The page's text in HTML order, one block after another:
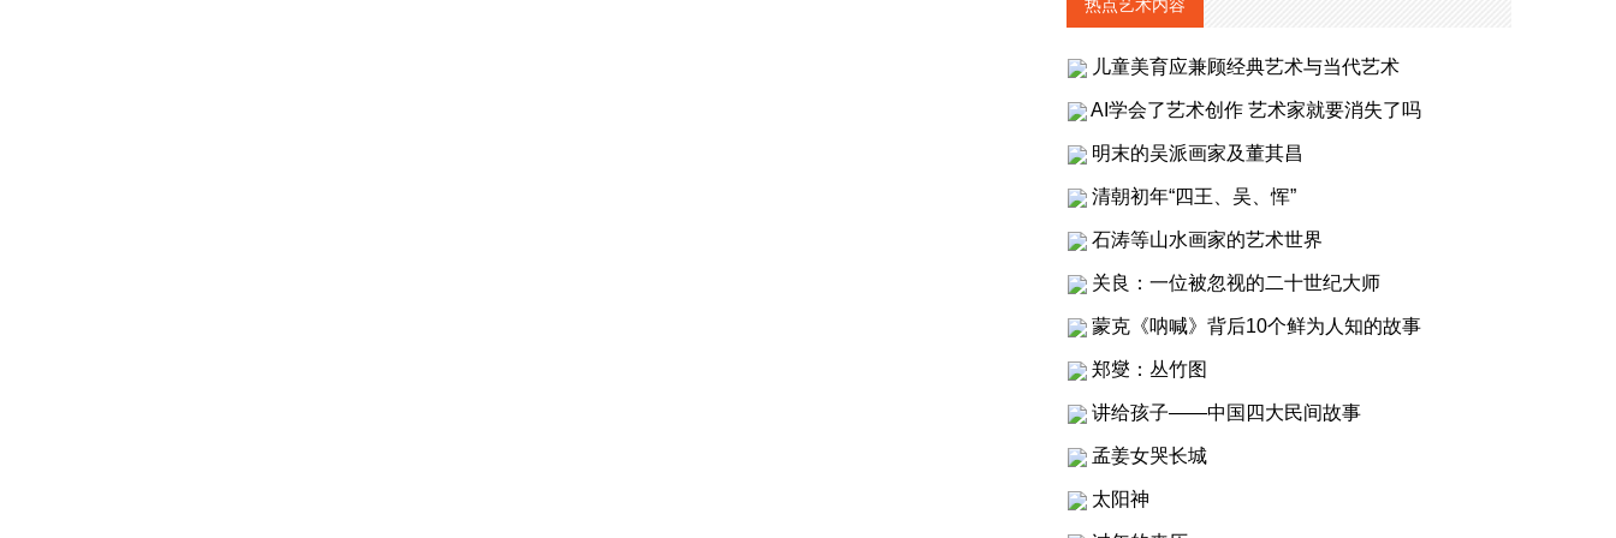
儿童美育应兼顾经典艺术与当代艺术
AI学会了艺术创作 艺术家就要消失了吗
明末的吴派画家及董其昌
清朝初年“四王、吴、恽”
石涛等山水画家的艺术世界
关良：一位被忽视的二十世纪大师
蒙克《呐喊》背后10个鲜为人知的故事
郑燮：丛竹图
讲给孩子——中国四大民间故事
孟姜女哭长城
太阳神